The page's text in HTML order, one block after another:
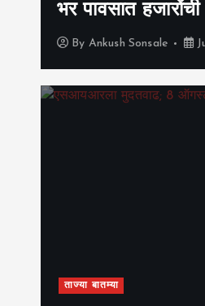
भर पावसात
By Ankush Sonsale
ताज्या बातम्या